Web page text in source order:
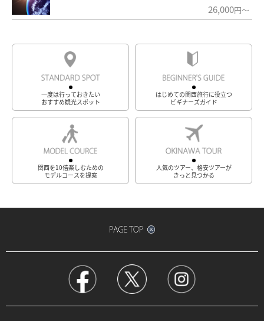
26,000円～
一度は行っておきたい
おすすめ観光スポット
はじめての関西旅行に役立つ
ビギナーズガイド
関西を10倍楽しむための
モデルコースを提案
人気のツアー、格安ツアーが
きっと見つかる